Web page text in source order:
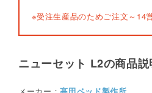
※受注生産品のためご注文～14
ニューセット L2の商品説